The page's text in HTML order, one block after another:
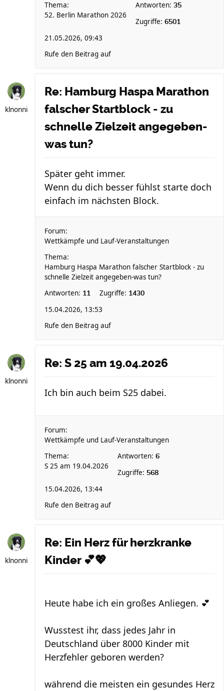
Thema:
52. Berlin Marathon 2026
Antworten: 35
Zugriffe: 6501
21.05.2026, 09:43
Rufe den Beitrag auf
klnonni
Re: Hamburg Haspa Marathon
falscher Startblock - zu
schnelle Zielzeit angegeben-
was tun?
Später geht immer.
Wenn du dich besser fühlst starte doch
einfach im nächsten Block.
Forum:
Wettkämpfe und Lauf-Veranstaltungen
Thema:
Hamburg Haspa Marathon falscher Startblock - zu
schnelle Zielzeit angegeben-was tun?
Antworten: 11 Zugriffe: 1430
15.04.2026, 13:53
Rufe den Beitrag auf
klnonni
Re: S 25 am 19.04.2026
Ich bin auch beim S25 dabei.
Forum:
Wettkämpfe und Lauf-Veranstaltungen
Thema:
S 25 am 19.04.2026
Antworten: 6
Zugriffe: 568
15.04.2026, 13:44
Rufe den Beitrag auf
klnonni
Re: Ein Herz für herzkranke
Kinder 💕💖
Heute habe ich ein großes Anliegen. 💕
Wusstest ihr, dass jedes Jahr in
Deutschland über 8000 Kinder mit
Herzfehler geboren werden?
während die meisten ein gesundes Herz